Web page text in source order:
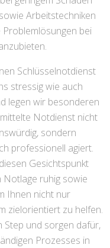
Arbeitstechniken
bei
Schlüsselnotdienst
stressig wie auch
legen wir besonderen
Notdienst nicht
sondern
professionell agiert.
Gesichtspunkt
Notlage ruhig sowie
Ihnen nicht nur
zielorientiert zu helfen.
Step und sorgen dafür,
Prozesses in